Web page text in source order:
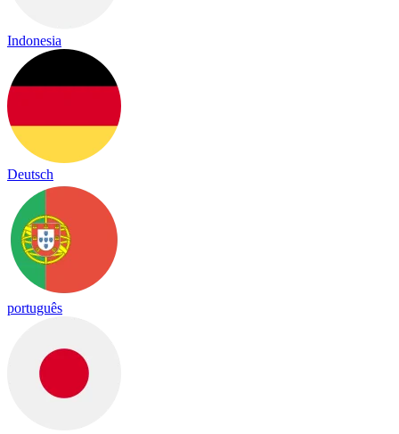
Indonesia
Deutsch
português